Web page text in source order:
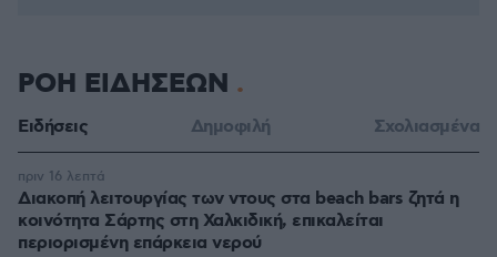
ΡΟΗ ΕΙΔΗΣΕΩΝ
Ειδήσεις Δημοφιλή Σχολιασμένα
Διακοπή λειτουργίας των ντους στα beach bars ζητά η
κοινότητα Σάρτης στη Χαλκιδική, επικαλείται
περιορισμένη επάρκεια νερού
πριν 16 λεπτά